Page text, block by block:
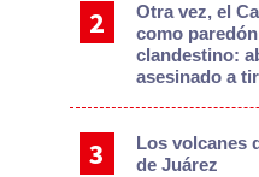
Otra vez, el
como
clandestino:
asesinado a
Los volcanes
de Juárez